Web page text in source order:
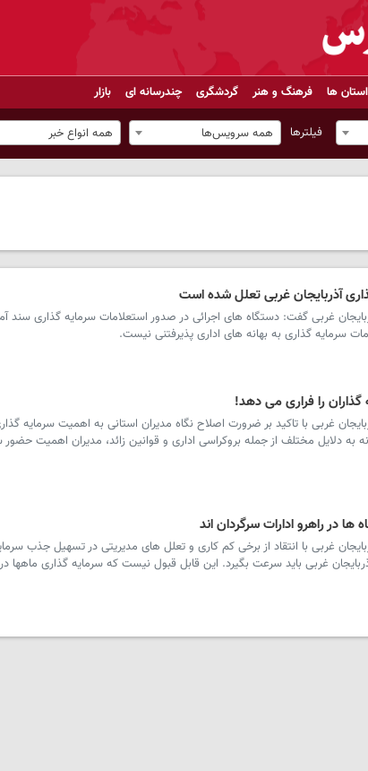
استان ها فرهنگ و هنر گردشگری چندرسانه ای بازار
فیلترها همه سرویس‌ها همه انواع خبر
آذربایجان غربی تعلل شده است
غربی گفت: دستگاه های اجرائی در صدور استعلامات سرمایه گذاری سند
سرمایه گذاری به بهانه های اداری پذیرفتنی نیست.
را فراری می دهد!
غربی با تاکید بر ضرورت اصلاح نگاه مدیران استانی به اهمیت سرمایه
به دلایل مختلف از جمله بروکراسی اداری و قوانین زائد، مدیران اهمیت
ها در راهرو ادارات سرگردان اند
غربی با انتقاد از برخی کم کاری و تعلل های مدیریتی در تسهیل جذب
غربی باید سرعت بگیرد. این قابل قبول نیست که سرمایه گذاری ماهها